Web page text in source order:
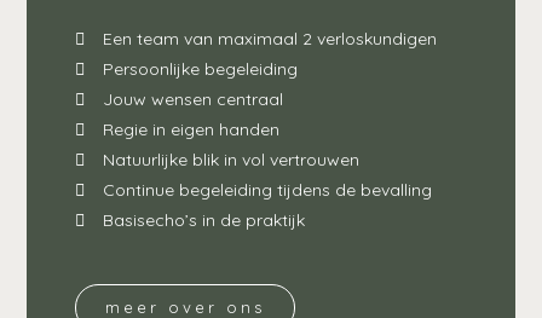
Een team van maximaal 2 verloskundigen
Persoonlijke begeleiding
Jouw wensen centraal
Regie in eigen handen
Natuurlijke blik in vol vertrouwen
Continue begeleiding tijdens de bevalling
Basisecho’s in de praktijk
meer over ons